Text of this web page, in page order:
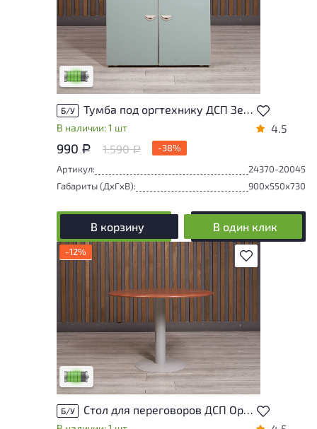
У товара присутствуют незначительные
следы эксплуатации, не влияющие на
удобство его использования
Низкая степень износа
Б/У
В наличии: 1 шт 4.5
990 Р 1.590Р
-38%
Артикул:
24370-20045
Габариты (ДxГxВ):
900x550x730
В корзину В один клик
В избранное
-12%
У товара присутствуют незначительные
следы эксплуатации, не влияющие на
удобство его использования
Низкая степень износа
Б/У